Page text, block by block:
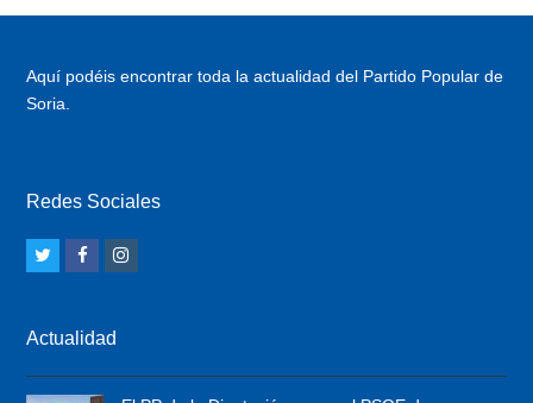
Aquí podéis encontrar toda la actualidad del Partido Popular de
Soria.
Redes Sociales
t
t
F
e
b
a
Actualidad